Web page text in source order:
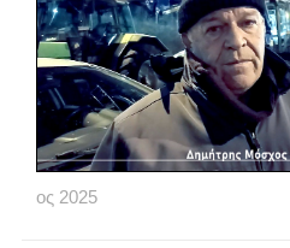
ος 2025